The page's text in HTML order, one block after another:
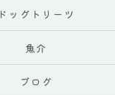
ドッグトリーツ
魚介
ブログ